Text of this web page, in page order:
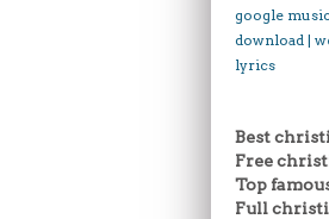
google
download |
lyrics
Best
Free
Top
Full